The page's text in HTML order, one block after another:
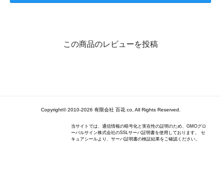
この商品のレビューを投稿
Copyright© 2010-2026 有限会社 百花 co, All Rights Reserved.
当サイトでは、通信情報の暗号化と実在性の証明のため、GMOグロ
ーバルサイン株式会社のSSLサーバ証明書を使用しております。 セ
キュアシールより、サーバ証明書の検証結果をご確認ください。